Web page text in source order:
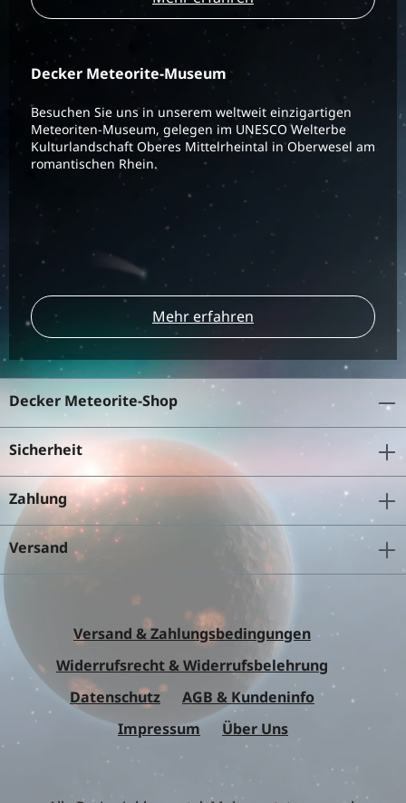
Decker Meteorite-Museum
Besuchen Sie uns in unserem weltweit einzigartigen
Meteoriten-Museum, gelegen im UNESCO Welterbe
Kulturlandschaft Oberes Mittelrheintal in Oberwesel am
romantischen Rhein.
Mehr erfahren
Decker Meteorite-Shop
Sicherheit
Zahlung
Versand
Versand & Zahlungsbedingungen
Widerrufsrecht & Widerrufsbelehrung
Datenschutz
AGB & Kundeninfo
Impressum
Über Uns